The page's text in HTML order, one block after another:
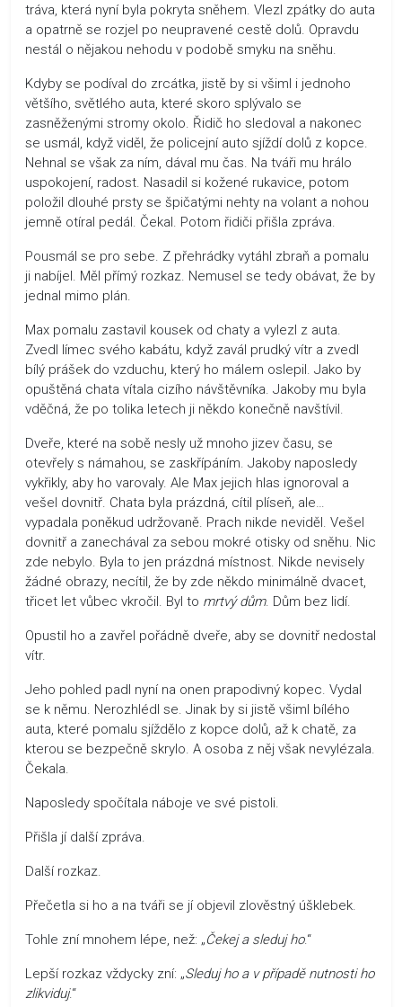
tráva, která nyní byla pokryta sněhem. Vlezl zpátky do auta
a opatrně se rozjel po neupravené cestě dolů. Opravdu
nestál o nějakou nehodu v podobě smyku na sněhu.
Kdyby se podíval do zrcátka, jistě by si všiml i jednoho
většího, světlého auta, které skoro splývalo se
zasněženými stromy okolo. Řidič ho sledoval a nakonec
se usmál, když viděl, že policejní auto sjíždí dolů z kopce.
Nehnal se však za ním, dával mu čas. Na tváři mu hrálo
uspokojení, radost. Nasadil si kožené rukavice, potom
položil dlouhé prsty se špičatými nehty na volant a nohou
jemně otíral pedál. Čekal. Potom řidiči přišla zpráva.
Pousmál se pro sebe. Z přehrádky vytáhl zbraň a pomalu
ji nabíjel. Měl přímý rozkaz. Nemusel se tedy obávat, že by
jednal mimo plán.
Max pomalu zastavil kousek od chaty a vylezl z auta.
Zvedl límec svého kabátu, když zavál prudký vítr a zvedl
bílý prášek do vzduchu, který ho málem oslepil. Jako by
opuštěná chata vítala cizího návštěvníka. Jakoby mu byla
vděčná, že po tolika letech ji někdo konečně navštívil.
Dveře, které na sobě nesly už mnoho jizev času, se
otevřely s námahou, se zaskřípáním. Jakoby naposledy
vykřikly, aby ho varovaly. Ale Max jejich hlas ignoroval a
vešel dovnitř. Chata byla prázdná, cítil plíseň, ale…
vypadala poněkud udržovaně. Prach nikde neviděl. Vešel
dovnitř a zanechával za sebou mokré otisky od sněhu. Nic
zde nebylo. Byla to jen prázdná místnost. Nikde nevisely
žádné obrazy, necítil, že by zde někdo minimálně dvacet,
třicet let vůbec vkročil. Byl to mrtvý dům. Dům bez lidí.
Opustil ho a zavřel pořádně dveře, aby se dovnitř nedostal
vítr.
Jeho pohled padl nyní na onen prapodivný kopec. Vydal
se k němu. Nerozhlédl se. Jinak by si jistě všiml bílého
auta, které pomalu sjíždělo z kopce dolů, až k chatě, za
kterou se bezpečně skrylo. A osoba z něj však nevylézala.
Čekala.
Naposledy spočítala náboje ve své pistoli.
Přišla jí další zpráva.
Další rozkaz.
Přečetla si ho a na tváři se jí objevil zlověstný úšklebek.
Tohle zní mnohem lépe, než: „Čekej a sleduj ho.“
Lepší rozkaz vždycky zní: „Sleduj ho a v případě nutnosti ho
zlikviduj.“